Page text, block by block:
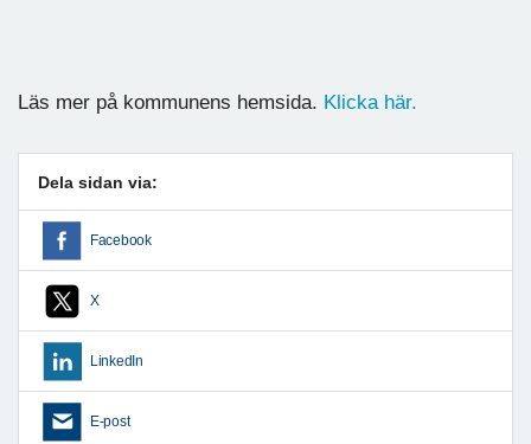
Läs mer på kommunens hemsida. Klicka här.
Dela sidan via:
Facebook
X
LinkedIn
E-post